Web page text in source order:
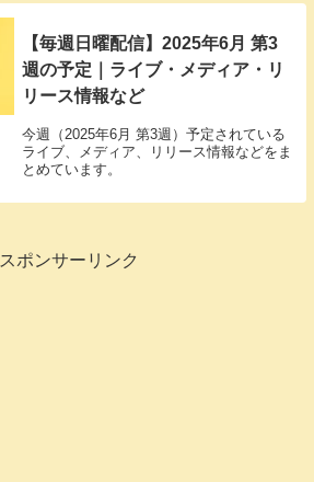
【毎週日曜配信】2025年6月 第3
週の予定｜ライブ・メディア・リ
リース情報など
今週（2025年6月 第3週）予定されている
ライブ、メディア、リリース情報などをま
とめています。
スポンサーリンク